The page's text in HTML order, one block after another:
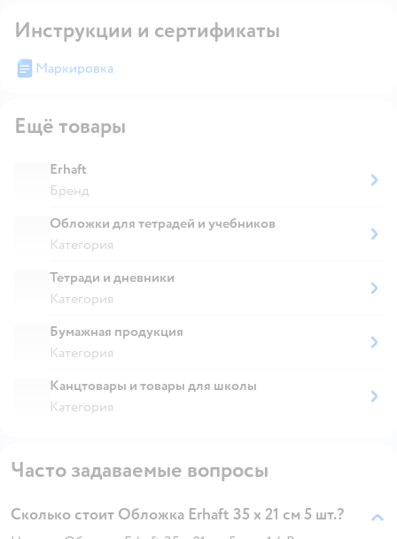
Инструкции и сертификаты
Маркировка
Ещё товары
Erhaft
Бренд
Обложки для тетрадей и учебников
Категория
Тетради и дневники
Категория
Бумажная продукция
Категория
Канцтовары и товары для школы
Категория
Часто задаваемые вопросы
Сколько стоит Обложка Erhaft 35 x 21 см 5 шт.?